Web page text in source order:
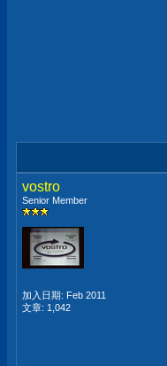
vostro
Senior Member
加入日期: Feb 2011
文章: 1,042